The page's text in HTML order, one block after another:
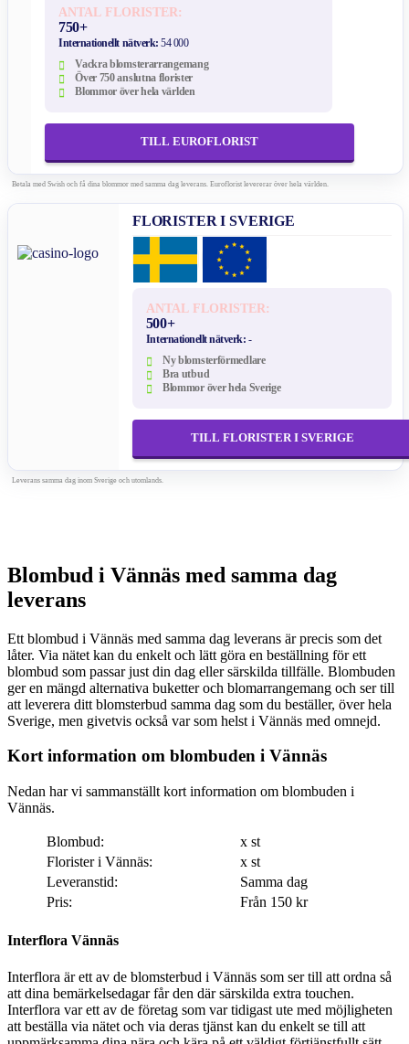
ANTAL FLORISTER:
750+
Internationellt nätverk:54 000
Vackra blomsterarrangemang
Över 750 anslutna florister
Blommor över hela världen
TILL EUROFLORIST
Betala med Swish och få dina blommor med samma dag leverans. Euroflorist levererar över hela världen.
FLORISTER I SVERIGE
ANTAL FLORISTER:
500+
Internationellt nätverk: -
Ny blomsterförmedlare
Bra utbud
Blommor över hela Sverige
TILL FLORISTER I SVERIGE
Leverans samma dag inom Sverige och utomlands.
Blombud i Vännäs med samma dag
leverans
Ett blombud i Vännäs med samma dag leverans är precis som det
låter. Via nätet kan du enkelt och lätt göra en beställning för ett
blombud som passar just din dag eller särskilda tillfälle. Blombuden
ger en mängd alternativa buketter och blomarrangemang och ser till
att leverera ditt blomsterbud samma dag som du beställer, över hela
Sverige, men givetvis också var som helst i Vännäs med omnejd.
Kort information om blombuden i Vännäs
Nedan har vi sammanställt kort information om blombuden i
Vännäs.
Blombud:
x st
Florister i Vännäs:
x st
Leveranstid:
Samma dag
Pris:
Från 150 kr
Interflora Vännäs
Interflora är ett av de blomsterbud i Vännäs som ser till att ordna så
att dina bemärkelsedagar får den där särskilda extra touchen.
Interflora var ett av de företag som var tidigast ute med möjligheten
att beställa via nätet och via deras tjänst kan du enkelt se till att